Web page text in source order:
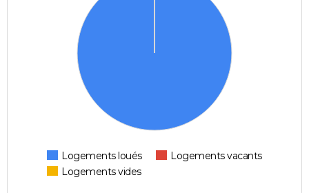
Logements loués
Logements vacants
Logements vides